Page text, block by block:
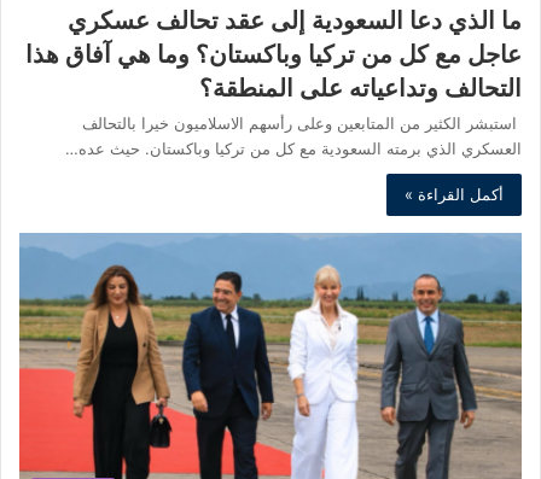
ما الذي دعا السعودية إلى عقد تحالف عسكري
عاجل مع كل من تركيا وباكستان؟ وما هي آفاق هذا
التحالف وتداعياته على المنطقة؟
استبشر الكثير من المتابعين وعلى رأسهم الاسلاميون خيرا بالتحالف
العسكري الذي برمته السعودية مع كل من تركيا وباكستان. حيث عده…
أكمل القراءة »